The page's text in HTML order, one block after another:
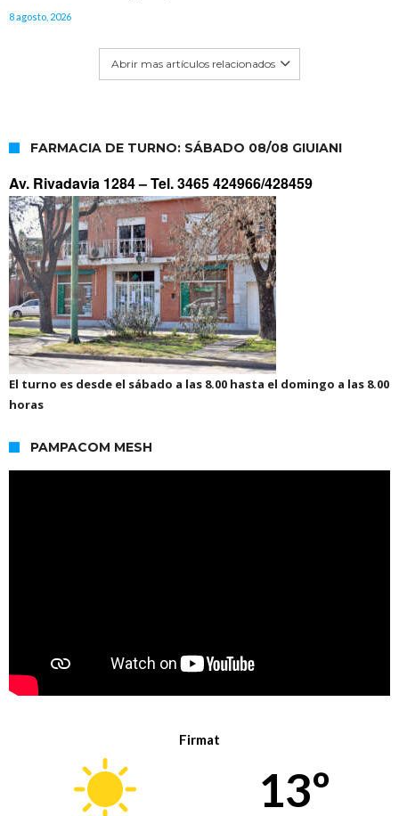
8 agosto, 2026
Abrir mas artículos relacionados
FARMACIA DE TURNO: SÁBADO 08/08 GIUIANI
Av. Rivadavia 1284 –Tel. 3465 424966/428459
El turno es desde el sábado a las 8.00 hasta el domingo a las 8.00
horas
PAMPACOM MESH
Firmat
13º